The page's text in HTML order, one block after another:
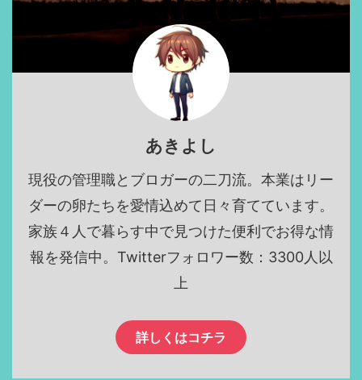
あきよし
現役の管理職とブロガーの二刀流。本業はリー
ダーの卵たちを愛情込めて日々育てています。
家族４人で暮らす中で見つけた便利でお得な情
報を発信中。Twitterフォロワー数：3300人以
上
詳しくはコチラ